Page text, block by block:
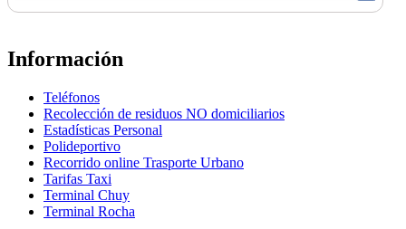
Información
Teléfonos
Recolección de residuos NO domiciliarios
Estadísticas Personal
Polideportivo
Recorrido online Trasporte Urbano
Tarifas Taxi
Terminal Chuy
Terminal Rocha